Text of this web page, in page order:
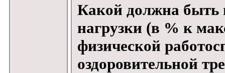
Какой должна быть
нагрузки (в % к
физической
оздоровительной